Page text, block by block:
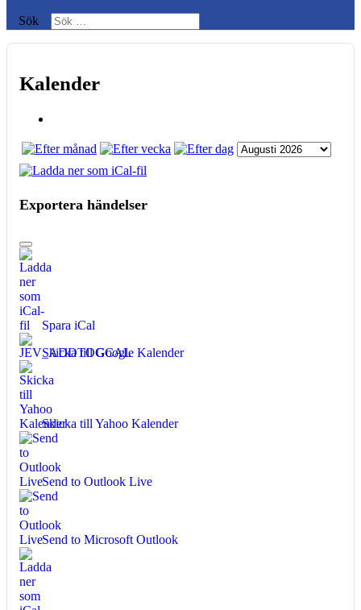
Sök
Kalender
Exportera händelser
Spara iCal
Skicka till Google Kalender
Skicka till Yahoo Kalender
Send to Outlook Live
Send to Microsoft Outlook